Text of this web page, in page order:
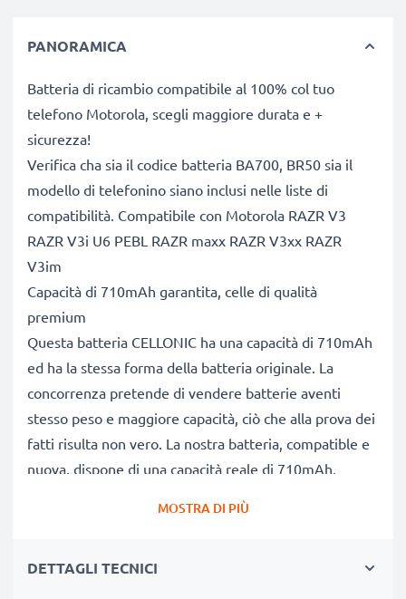
PANORAMICA
Batteria di ricambio compatibile al 100% col tuo
telefono Motorola, scegli maggiore durata e +
sicurezza!
Verifica cha sia il codice batteria BA700, BR50 sia il
modello di telefonino siano inclusi nelle liste di
compatibilità. Compatibile con Motorola RAZR V3
RAZR V3i U6 PEBL RAZR maxx RAZR V3xx RAZR
V3im
Capacità di 710mAh garantita, celle di qualità
premium
Questa batteria CELLONIC ha una capacità di 710mAh
ed ha la stessa forma della batteria originale. La
concorrenza pretende di vendere batterie aventi
stesso peso e maggiore capacità, ciò che alla prova dei
fatti risulta non vero. La nostra batteria, compatible e
nuova, dispone di una capacità reale di 710mAh,
Le nostre batterie sostitutive forniscono
MOSTRA DI PIÙ
DETTAGLI TECNICI